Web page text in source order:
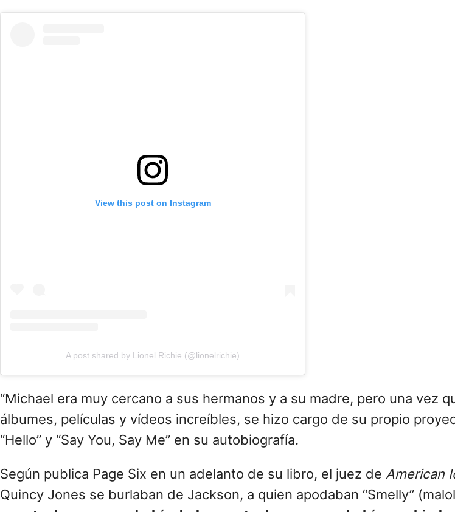
View this post on Instagram
A post shared by Lionel Richie (@lionelrichie)
“Michael era muy cercano a sus hermanos y a su madre, pero una vez
álbumes, películas y vídeos increíbles, se hizo cargo de su propio
“Hello” y “Say You, Say Me” en su autobiografía.
Según publica Page Six en un adelanto de su libro, el juez de American
Quincy Jones se burlaban de Jackson, a quien apodaban “Smelly”